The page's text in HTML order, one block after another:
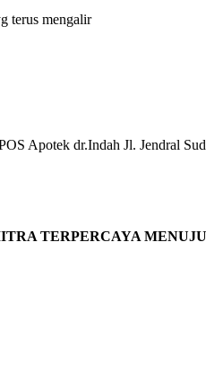
terus mengalir
Apotek dr.Indah Jl. Jendral
TERPERCAYA